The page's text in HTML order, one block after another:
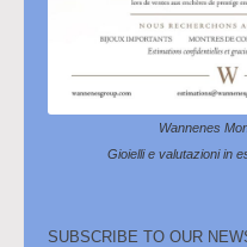
Wannenes
Gioielli e valutazioni in
SUBSCRIBE TO OUR